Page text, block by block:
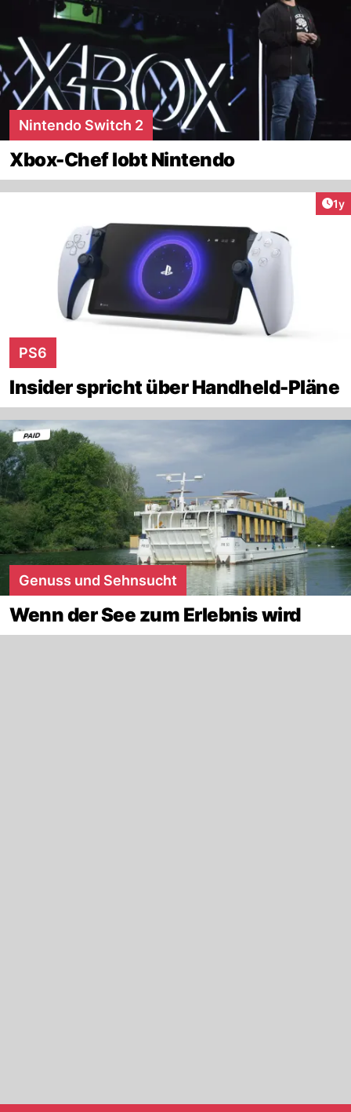
Nintendo Switch 2
Xbox-Chef lobt Nintendo
1y
PS6
Insider spricht über Handheld-Pläne
Genuss und Sehnsucht
Wenn der See zum Erlebnis wird